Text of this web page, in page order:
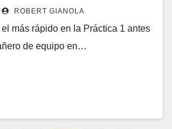
ROBERT GIANOLA
más rápido en la Práctica 1 antes
de equipo en…